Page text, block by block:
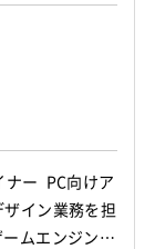
ー PC向けア
イン業務を担
ムエンジンへ